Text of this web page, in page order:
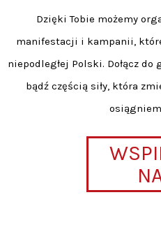
Dzięki Tobie możemy
manifestacji i kampanii,
niepodległej Polski. Dołącz
bądź częścią siły, która